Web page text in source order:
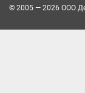
© 2005 — 2026 ООО